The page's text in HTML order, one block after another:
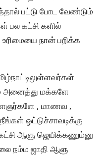
பட்டு போட வேண்டும்
பல கட்சி களில்
நான் பறிக்க
அனைத்து மக்களே
, மாணவ ,
ஓட்டுச்சாவடிக்கு
ஆளு ஜெயிக்கணும்னு
நம்ம ஜாதி ஆளு